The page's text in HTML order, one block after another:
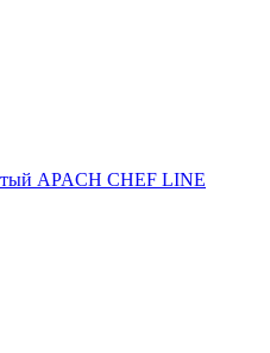
APACH CHEF LINE